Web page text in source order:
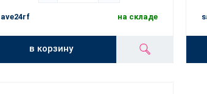
ave24rf на складе
в корзину